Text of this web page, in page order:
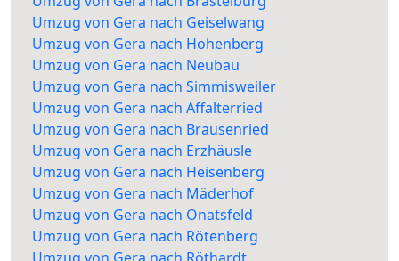
Umzug von Gera nach Geiselwang
Umzug von Gera nach Hohenberg
Umzug von Gera nach Neubau
Umzug von Gera nach Simmisweiler
Umzug von Gera nach Affalterried
Umzug von Gera nach Brausenried
Umzug von Gera nach Erzhäusle
Umzug von Gera nach Heisenberg
Umzug von Gera nach Mäderhof
Umzug von Gera nach Onatsfeld
Umzug von Gera nach Rötenberg